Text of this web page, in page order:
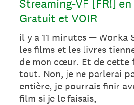
Streaming-VF [FR!]
Gratuit et VOIR
il y a 11 minutes — Wonka
les films et les livres
de mon cœur. Et de cette
tout. Non, je ne parlerai
entière, je pourrais finir
film si je le faisais,